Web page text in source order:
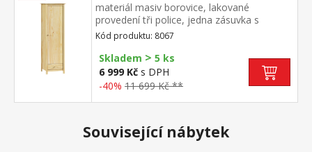
materiál masiv borovice, lakované
provedení tři police, jedna zásuvka s
kovovými pojezdy montáž dveří možná na
pravou i levou stranu
Kód produktu: 8067
Skladem > 5 ks
6 999 Kč s DPH
-40% 11 699 Kč **
Související nábytek